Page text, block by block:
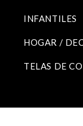
INFANTILES
HOGAR /
TELAS DE